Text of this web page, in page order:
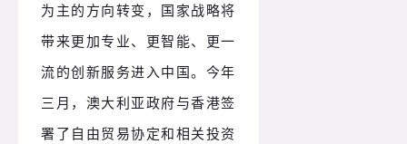
为主的方向转变，国家战略将
带来更加专业、更智能、更一
流的创新服务进入中国。今年
三月，澳大利亚政府与香港签
署了自由贸易协定和相关投资